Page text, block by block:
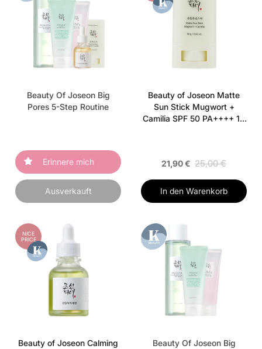
Beauty Of Joseon Big
Pores 5-Step Routine
Erinnere mich
Ausverkauft
Beauty of Joseon Matte
Sun Stick Mugwort +
Camilia SPF 50 PA++++ 18
21,90 € 25,00 €
In den Warenkorb
NICE
PRICE
Beauty of Joseon Calming
Beauty Of Joseon Big